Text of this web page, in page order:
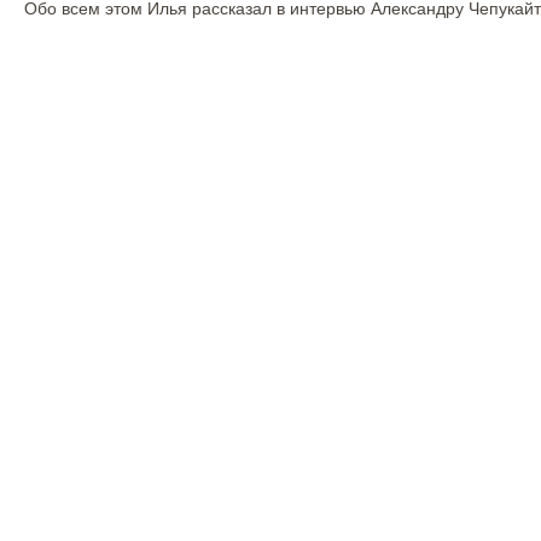
Обо всем этом Илья рассказал в интервью Александру